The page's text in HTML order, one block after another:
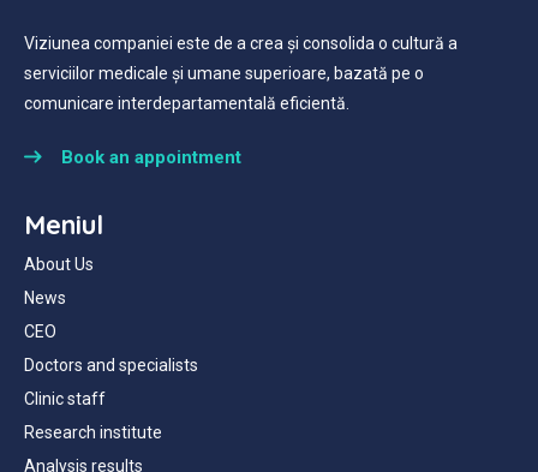
Viziunea companiei este de a crea și consolida o cultură a
serviciilor medicale și umane superioare, bazată pe o
comunicare interdepartamentală eficientă.
Book an appointment
Meniul
About Us
News
CEO
Doctors and specialists
Clinic staff
Research institute
Analysis results